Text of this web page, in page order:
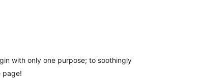
with only one purpose; to soothingly
page!